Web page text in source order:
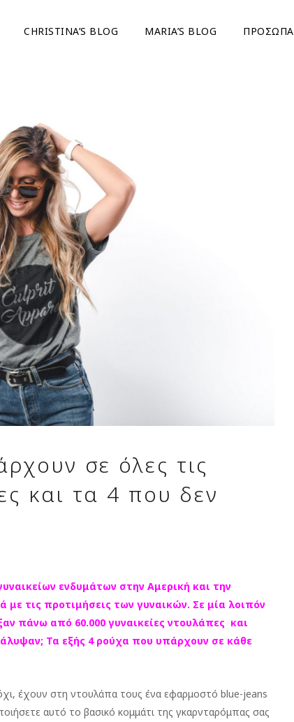
CHRISTINA’S BLOG ΜARIA’S BLOG ΠΡΟΣΩΠΑ
σε όλες τις
και τα 4 που δεν
ενδυμάτων στην Αμερική και την
με τις προτιμήσεις των γυναικών. Σε μία λοιπόν
πάνω από 60.000 γυναικείες ντουλάπες και
Τα εξής 4 ρούχα που υπάρχουν σε κάθε
έχουν στη ντουλάπα τους ένα εφαρμοστό blue-jeans
αυτό το βασικό κομμάτι της γκαρνταρόμπας σας